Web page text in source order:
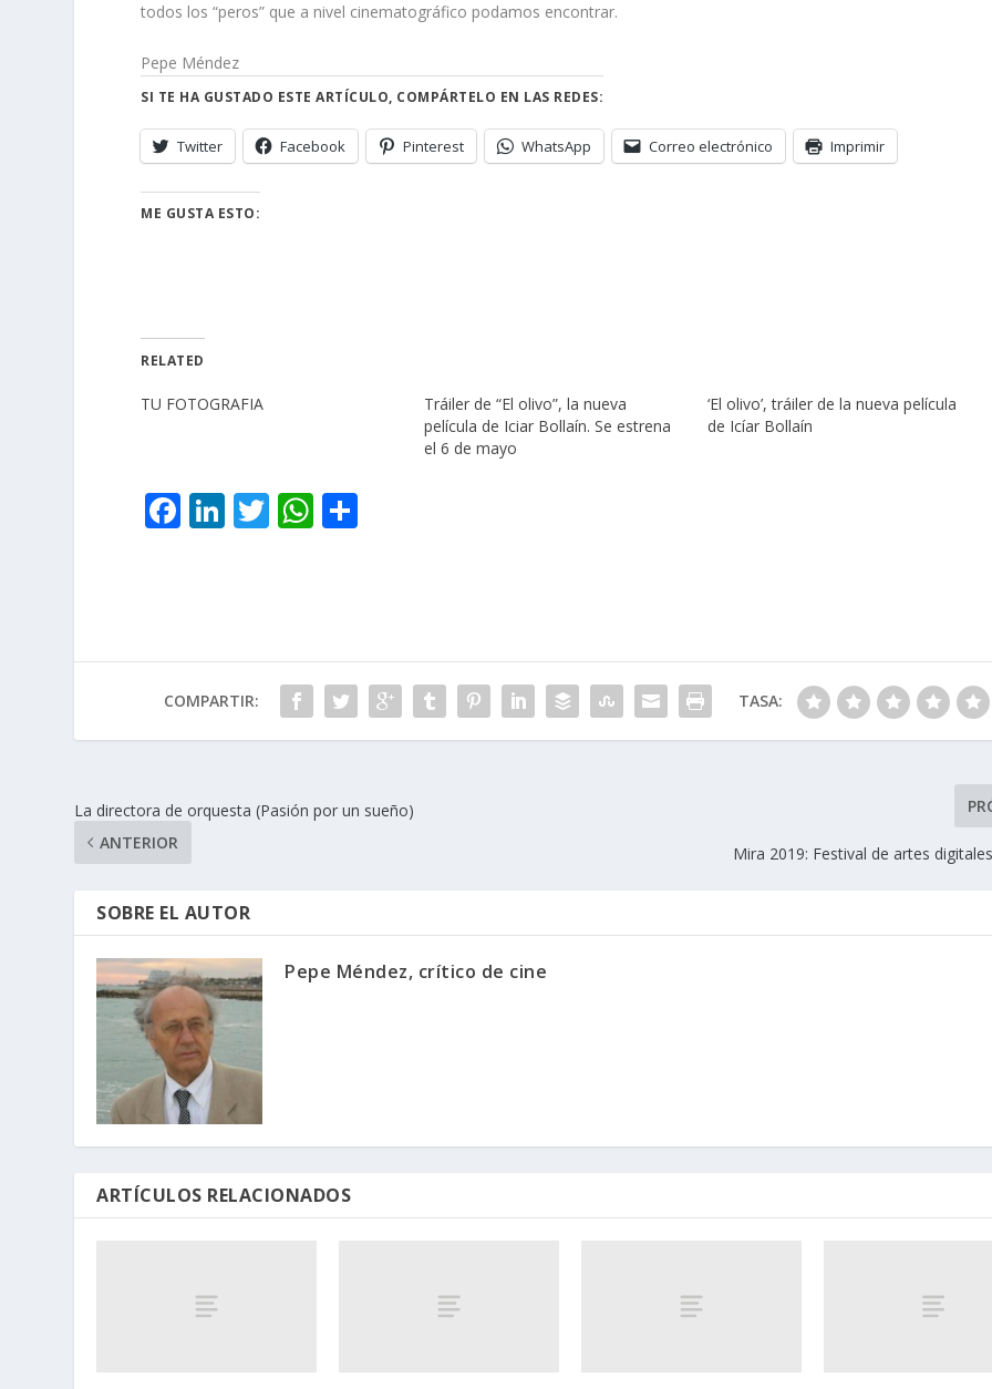
todos los “peros” que a nivel cinematográfico podamos encontrar.
Pepe Méndez
SI TE HA GUSTADO ESTE ARTÍCULO, COMPÁRTELO EN LAS REDES:
Twitter Facebook Pinterest WhatsApp Correo electrónico Imprimir
ME GUSTA ESTO:
RELATED
TU FOTOGRAFIA
Tráiler de “El olivo”, la nueva
película de Iciar Bollaín. Se estrena
el 6 de mayo
‘El olivo’, tráiler de la nueva película
de Icíar Bollaín
F
o
o
k
Li
dI
n
T W
A
p
p
ar
ti
r
COMPARTIR: TASA:
La directora de orquesta (Pasión por un sueño)
ANTERIOR
Mira 2019: Festival de artes
SOBRE EL AUTOR
Pepe Méndez, crítico de cine
ARTÍCULOS RELACIONADOS